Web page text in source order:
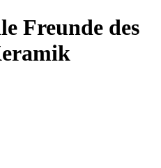
Freunde des